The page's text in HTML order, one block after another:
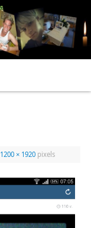
1200 × 1920pixels